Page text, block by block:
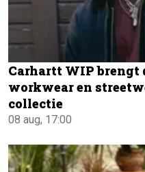
Carhartt WIP brengt
workwear en
collectie
08 aug, 17:00